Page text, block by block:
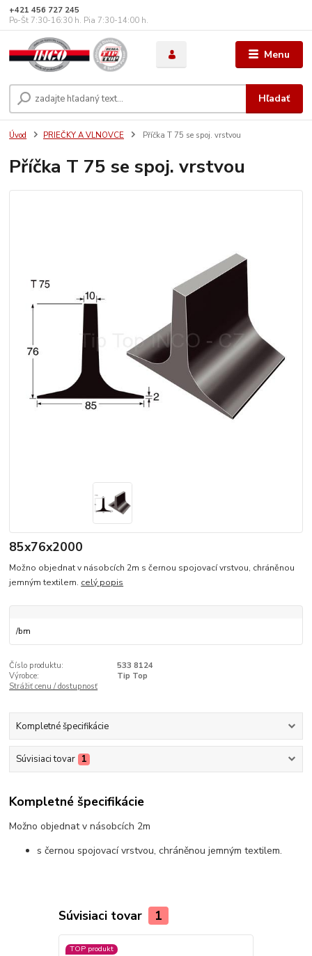
Menu
Hľadať
+421 456 727 245
Po-Št 7:30-16:30 h. Pia 7:30-14:00 h.
Úvod PRIEČKY A VLNOVCE Příčka T 75 se spoj. vrstvou
Příčka T 75 se spoj. vrstvou
85x76x2000
Možno objednat v násobcích 2m s černou spojovací vrstvou, chráněnou
jemným textilem. celý popis
/bm
Číslo produktu:
533 8124
Výrobce:
Tip Top
Strážiť cenu / dostupnosť
Kompletné špecifikácie
Súvisiaci tovar 1
Kompletné špecifikácie
Možno objednat v násobcích 2m
s černou spojovací vrstvou, chráněnou jemným textilem.
Súvisiaci tovar 1
TOP produkt